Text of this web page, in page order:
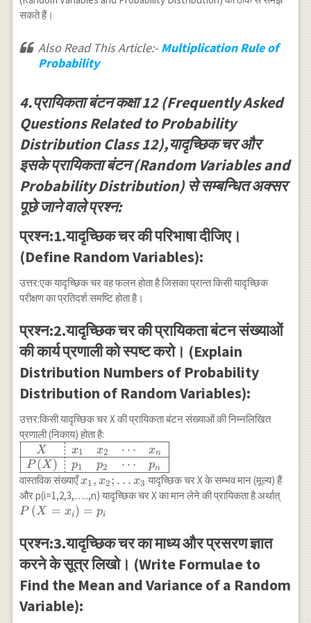
सकते हैं।
Also Read This Article:- Multiplication Rule of
Probability
4.प्रायिकता बंटन कक्षा 12 (Frequently Asked
Questions Related to Probability
Distribution Class 12),यादृच्छिक चर और
इसके प्रायिकता बंटन (Random Variables and
Probability Distribution) से सम्बन्धित अक्सर
पूछे जाने वाले प्रश्न:
प्रश्न:1.यादृच्छिक चर की परिभाषा दीजिए।
(Define Random Variables):
उत्तर:एक यादृच्छिक चर वह फलन होता है जिसका प्रान्त किसी यादृच्छिक
परीक्षण का प्रतिदर्श समष्टि होता है।
प्रश्न:2.यादृच्छिक चर की प्रायिकता बंटन संख्याओं
की कार्य प्रणाली को स्पष्ट करो। (Explain
Distribution Numbers of Probability
Distribution of Random Variables):
उत्तर:किसी यादृच्छिक चर X की प्रायिकता बंटन संख्याओं की निम्नलिखित
प्रणाली (निकाय) होता है:
\begin{array}
{|c:cccc|}
\hline X &
x_1 & x_2 &
\cdots & x_n
\\ \hline
P(X) & p_1 &
p_2 & \cdots
& p_n \\
\hline
\end{array}
X
P (X )
x1
p1
x2
p2
⋯
⋯
xn
pn
वास्तविक संख्याएँx_1,
x_2 ;
\ldots
x1 , x2 ; … x3 यादृच्छिक चर X के सम्भव मान (मूल्य) हैं
और p(i=1,2,3,…..,n) यादृच्छिक चर X का मान लेने की प्रायिकता है अर्थात्
P (X = xi) = pi
प्रश्न:3.यादृच्छिक चर का माध्य और प्रसरण ज्ञात
करने के सूत्र लिखो। (Write Formulae to
Find the Mean and Variance of a Random
Variable):